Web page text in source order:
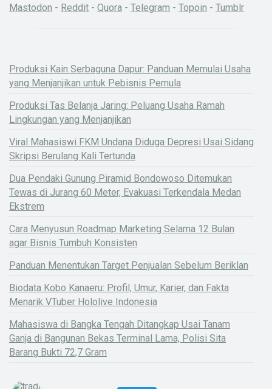
Mastodon - Reddit - Quora - Telegram - Topoin - Tumblr
Produksi Kain Serbaguna Dapur: Panduan Memulai Usaha
yang Menjanjikan untuk Pebisnis Pemula
Produksi Tas Belanja Jaring: Peluang Usaha Ramah
Lingkungan yang Menjanjikan
Viral Mahasiswi FKM Undana Diduga Depresi Usai Sidang
Skripsi Berulang Kali Tertunda
Dua Pendaki Gunung Piramid Bondowoso Ditemukan
Tewas di Jurang 60 Meter, Evakuasi Terkendala Medan
Ekstrem
Cara Menyusun Roadmap Marketing Selama 12 Bulan
agar Bisnis Tumbuh Konsisten
Panduan Menentukan Target Penjualan Sebelum Beriklan
Biodata Kobo Kanaeru: Profil, Umur, Karier, dan Fakta
Menarik VTuber Hololive Indonesia
Mahasiswa di Bangka Tengah Ditangkap Usai Tanam
Ganja di Bangunan Bekas Terminal Lama, Polisi Sita
Barang Bukti 72,7 Gram